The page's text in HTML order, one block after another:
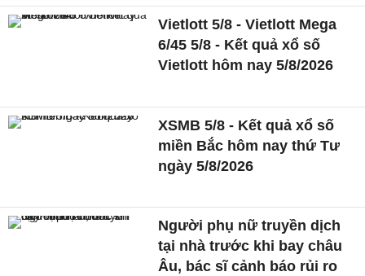
Vietlott 5/8 - Vietlott Mega
6/45 5/8 - Kết quả xổ số
Vietlott hôm nay 5/8/2026
XSMB 5/8 - Kết quả xổ số
miền Bắc hôm nay thứ Tư
ngày 5/8/2026
Người phụ nữ truyền dịch
tại nhà trước khi bay châu
Âu, bác sĩ cảnh báo rủi ro